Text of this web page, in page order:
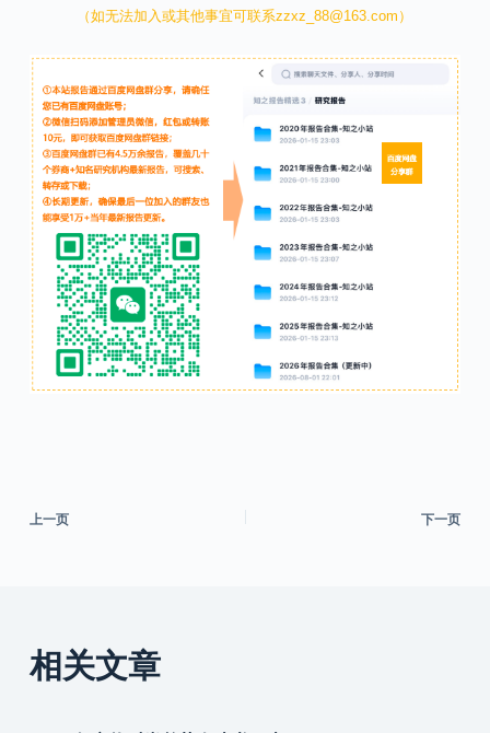
（如无法加入或其他事宜可联系zzxz_88@163.com）
上一页 下一页
相关文章